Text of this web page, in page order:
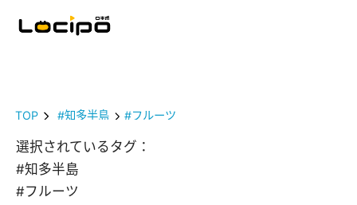
TOP #知多半島 #フルーツ
選択されているタグ：
#知多半島
#フルーツ